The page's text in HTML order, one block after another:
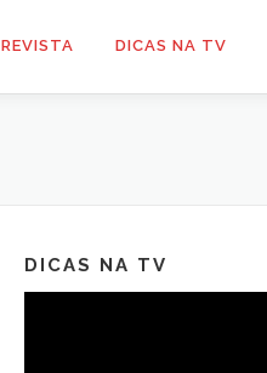
REVISTA DICAS NA TV
DICAS NA TV